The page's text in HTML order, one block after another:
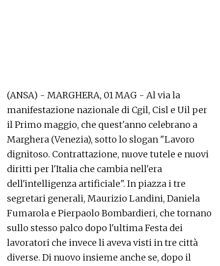
(ANSA) - MARGHERA, 01 MAG - Al via la
manifestazione nazionale di Cgil, Cisl e Uil per
il Primo maggio, che quest'anno celebrano a
Marghera (Venezia), sotto lo slogan "Lavoro
dignitoso. Contrattazione, nuove tutele e nuovi
diritti per l'Italia che cambia nell'era
dell'intelligenza artificiale". In piazza i tre
segretari generali, Maurizio Landini, Daniela
Fumarola e Pierpaolo Bombardieri, che tornano
sullo stesso palco dopo l'ultima Festa dei
lavoratori che invece li aveva visti in tre città
diverse. Di nuovo insieme anche se, dopo il